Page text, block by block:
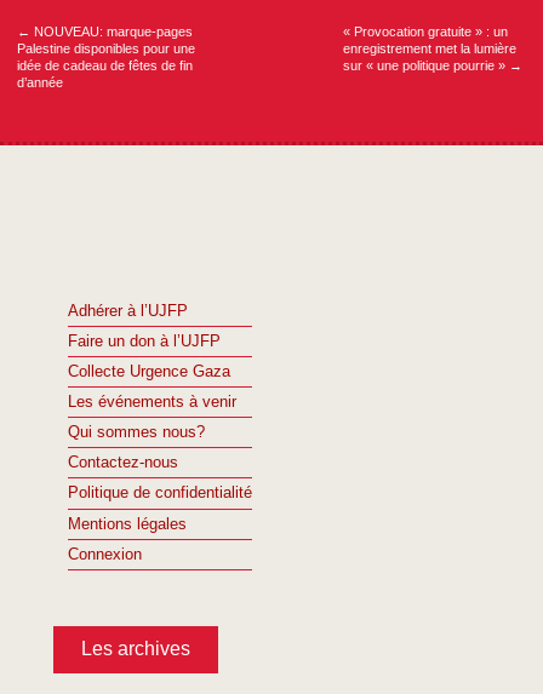
← NOUVEAU: marque-pages
Palestine disponibles pour une
idée de cadeau de fêtes de fin
d’année
« Provocation gratuite » : un
enregistrement met la lumière
sur « une politique pourrie » →
Adhérer à l’UJFP
Faire un don à l’UJFP
Collecte Urgence Gaza
Les événements à venir
Qui sommes nous?
Contactez-nous
Politique de confidentialité
Mentions légales
Connexion
Les archives